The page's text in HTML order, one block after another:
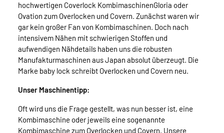
hochwertigen Coverlock KombimaschinenGloria oder
Ovation zum Overlocken und Covern. Zunächst waren wir
gar kein großer Fan von Kombimaschinen. Doch nach
intensivem Nähen mit schwierigen Stoffen und
aufwendigen Nähdetails haben uns die robusten
Manufakturmaschinen aus Japan absolut überzeugt. Die
Marke baby lock schreibt Overlocken und Covern neu.
Unser Maschinentipp:
Oft wird uns die Frage gestellt, was nun besser ist, eine
Kombimaschine oder jeweils eine sogenannte
Kombimaschine zum Overlocken und Covern. Unsere